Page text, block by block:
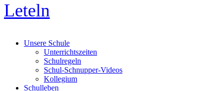
Leteln
Unsere Schule
Unterrichtszeiten
Schulregeln
Schul-Schnupper-Videos
Kollegium
Schulleben